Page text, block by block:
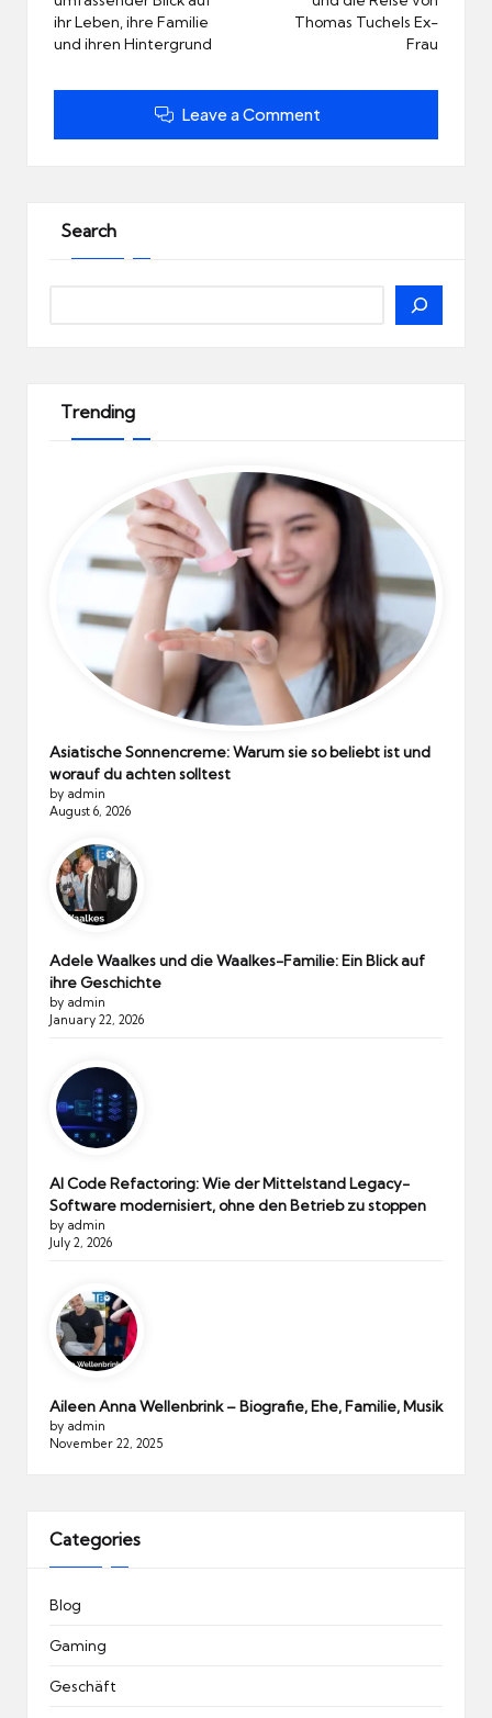
ihr Leben, ihre Familie
und ihren Hintergrund
Thomas Tuchels Ex-
Frau
Leave a Comment
Search
Trending
Asiatische Sonnencreme: Warum sie so beliebt ist und
worauf du achten solltest
by admin
August 6, 2026
Adele Waalkes und die Waalkes-Familie: Ein Blick auf
ihre Geschichte
by admin
January 22, 2026
AI Code Refactoring: Wie der Mittelstand Legacy-
Software modernisiert, ohne den Betrieb zu stoppen
by admin
July 2, 2026
Aileen Anna Wellenbrink – Biografie, Ehe, Familie, Musik
by admin
November 22, 2025
Categories
Blog
Gaming
Geschäft